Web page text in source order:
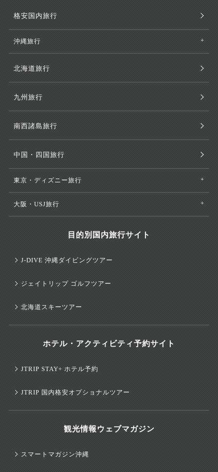
格安国内旅行
沖縄旅行
北海道旅行
九州旅行
南西諸島旅行
中国・四国旅行
東京・ディズニー旅行
大阪・USJ旅行
目的別国内旅行サイト
J-DIVE 沖縄ダイビングツアー
ジェイトリップ ゴルフツアー
北海道スキーツアー
ホテル・アクティビティ予約サイト
JTRIP STAY+ ホテル予約
JTRIP 国内格安オプショナルツアー
観光情報ウェブマガジン
スマートマガジン沖縄